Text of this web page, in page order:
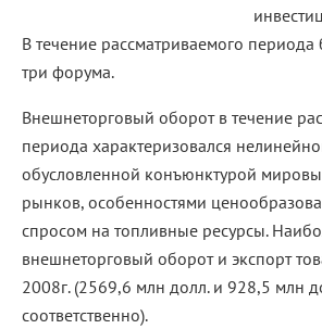
В течение рассматриваемого
три форума.
Внешнеторговый оборот в течение
периода характеризовался
обусловленной конъюнктурой
рынков, особенностями
спросом на топливные ресурсы.
внешнеторговый оборот и экспорт
2008г. (2569,6 млн долл. и 928,5 млн
соответственно).